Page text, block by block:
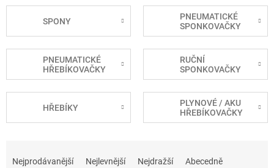
SPONY
PNEUMATICKÉ
SPONKOVAČKY
PNEUMATICKÉ
HŘEBÍKOVAČKY
RUČNÍ
SPONKOVAČKY
HŘEBÍKY
PLYNOVÉ / AKU
HŘEBÍKOVAČKY
Nejprodávanější Nejlevnější Nejdražší Abecedně